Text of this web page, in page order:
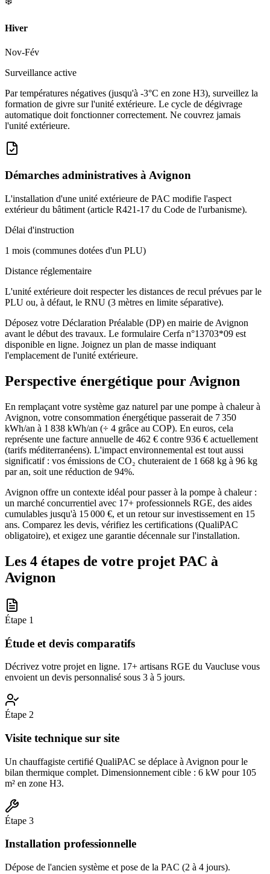
Hiver
Nov-Fév
Surveillance active
Par températures négatives (jusqu'à -3°C en zone H3), surveillez la
formation de givre sur l'unité extérieure. Le cycle de dégivrage
automatique doit fonctionner correctement. Ne couvrez jamais
l'unité extérieure.
Démarches administratives àAvignon
L'installation d'une unité extérieure de PAC modifie l'aspect
extérieur du bâtiment (article R421-17 du Code de l'urbanisme).
Délai d'instruction
1 mois (communes dotées d'un PLU)
Distance réglementaire
L'unité extérieure doit respecter les distances de recul prévues par le
PLU ou, à défaut, le RNU (3 mètres en limite séparative).
Déposez votre Déclaration Préalable (DP) en mairie de Avignon
avant le début des travaux. Le formulaire Cerfa n°13703*09 est
disponible en ligne. Joignez un plan de masse indiquant
l'emplacement de l'unité extérieure.
Perspective énergétique pour Avignon
En remplaçant votre système gaz naturel par une pompe à chaleur à
Avignon, votre consommation énergétique passerait de 7 350
kWh/an à 1 838 kWh/an (÷ 4 grâce au COP). En euros, cela
représente une facture annuelle de 462 € contre 936 € actuellement
(tarifs méditerranéens). L'impact environnemental est tout aussi
significatif : vos émissions de CO₂ chuteraient de 1 668 kg à 96 kg
par an, soit une réduction de 94%.
Avignon offre un contexte idéal pour passer à la pompe à chaleur :
un marché concurrentiel avec 17+ professionnels RGE, des aides
cumulables jusqu'à 15 000 €, et un retour sur investissement en 15
ans. Comparez les devis, vérifiez les certifications (QualiPAC
obligatoire), et exigez une garantie décennale sur l'installation.
Les 4 étapes de votre projet PAC à
Avignon
Étape 1
Étude et devis comparatifs
Décrivez votre projet en ligne. 17+ artisans RGE du Vaucluse vous
envoient un devis personnalisé sous 3 à 5 jours.
Étape 2
Visite technique sur site
Un chauffagiste certifié QualiPAC se déplace à Avignon pour le
bilan thermique complet. Dimensionnement cible : 6 kW pour 105
m² en zone H3.
Étape 3
Installation professionnelle
Dépose de l'ancien système et pose de la PAC (2 à 4 jours).